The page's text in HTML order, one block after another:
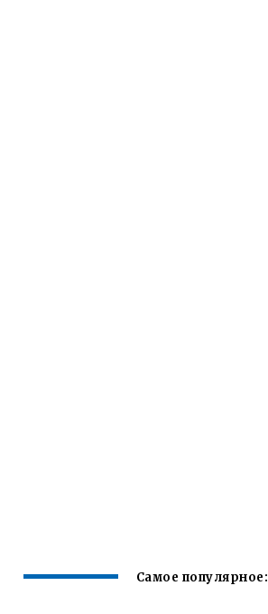
Самое популярное: